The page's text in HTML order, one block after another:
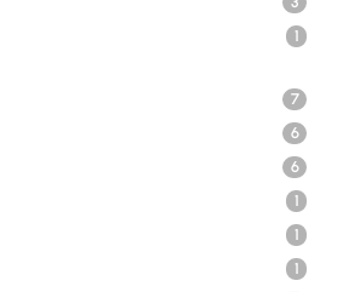
1
7
6
6
1
1
1